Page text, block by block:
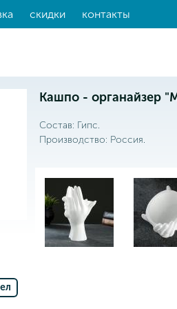
скидки контакты
Кашпо - органайзер
Состав: Гипс.
Производство: Россия.